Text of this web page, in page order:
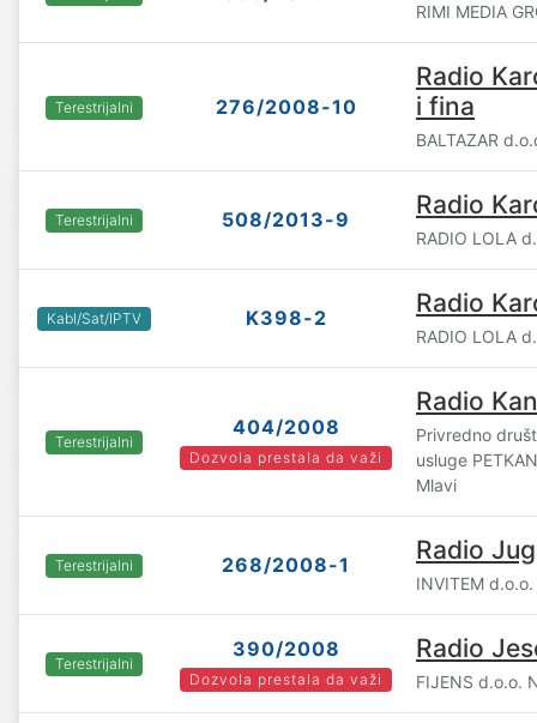
RIMI MEDIA
Terestrijalni 276/2008-10
Radio
i fina
BALTAZAR
Terestrijalni 508/2013-9 Radio
RADIO LOLA
Kabl/Sat/IPTV K398-2 Radio
RADIO LOLA
Terestrijalni
404/2008
Dozvola prestala da važi
Radio Kan
Privredno
usluge
Mlavi
Terestrijalni 268/2008-1 Radio
INVITEM
Terestrijalni
390/2008
Dozvola prestala da važi
Radio
FIJENS d.o.o.